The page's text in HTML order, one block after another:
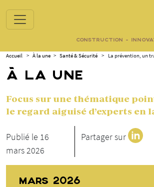
CONSTRUCTION -
Accueil > À la une > Santé & Sécurité > La prévention, un
À LA UNE
Focus sur une thématique
le regard aiguisé d’experts en
Publié le 16
mars 2026
Partager sur
MARS 2026